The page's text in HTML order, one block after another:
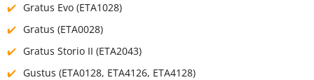
Gratus Evo (ETA1028)
Gratus (ETA0028)
Gratus Storio II (ETA2043)
Gustus (ETA0128, ETA4126, ETA4128)